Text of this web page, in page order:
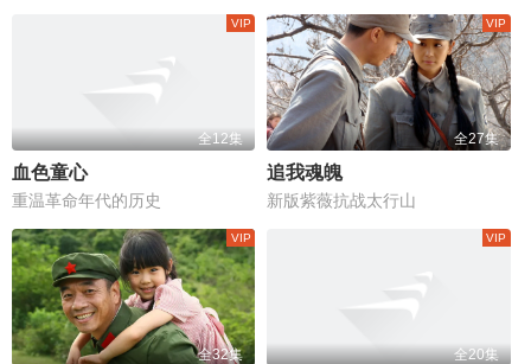
全12集
血色童心
重温革命年代的历史
全27集
追我魂魄
新版紫薇抗战太行山
全32集 全20集